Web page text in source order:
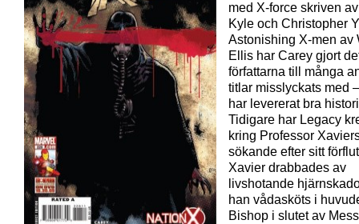
med X-force skriven
Kyle och Christopher
Astonishing X-men av
Ellis har Carey gjort
författarna till många
titlar misslyckats med
har levererat bra
Tidigare har Legacy
kring Professor
sökande efter sitt
Xavier drabbades av
livshotande
han vådasköts i
Bishop i slutet av